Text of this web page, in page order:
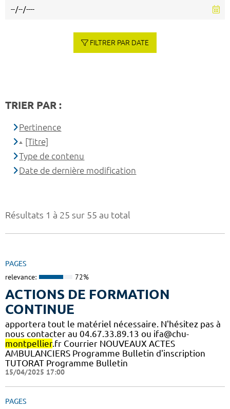
Résultats 1 à 25 sur 55 au total
PAGES
relevance: 72%
ACTIONS DE FORMATION
CONTINUE
apportera tout le matériel nécessaire. N'hésitez pas à
nous contacter au 04.67.33.89.13 ou ifa@chu-
montpellier.fr Courrier NOUVEAUX ACTES
AMBULANCIERS Programme Bulletin d'inscription
TUTORAT Programme Bulletin
15/04/2025 17:00
PAGES
FILTRER PAR DATE
TRIER PAR :
Pertinence
[Titre]
Type de contenu
Date de dernière modification